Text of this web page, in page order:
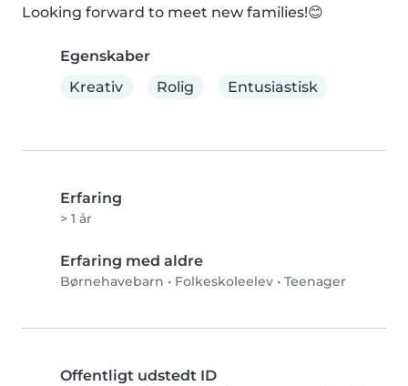
Looking forward to meet new families!😊
Egenskaber
Kreativ
Rolig Entusiastisk
Erfaring
> 1 år
Erfaring med aldre
Børnehavebarn • Folkeskoleelev • Teenager
Offentligt udstedt ID